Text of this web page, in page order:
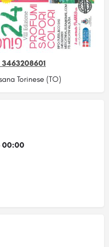
3463208601
Torinese (TO)
00:00